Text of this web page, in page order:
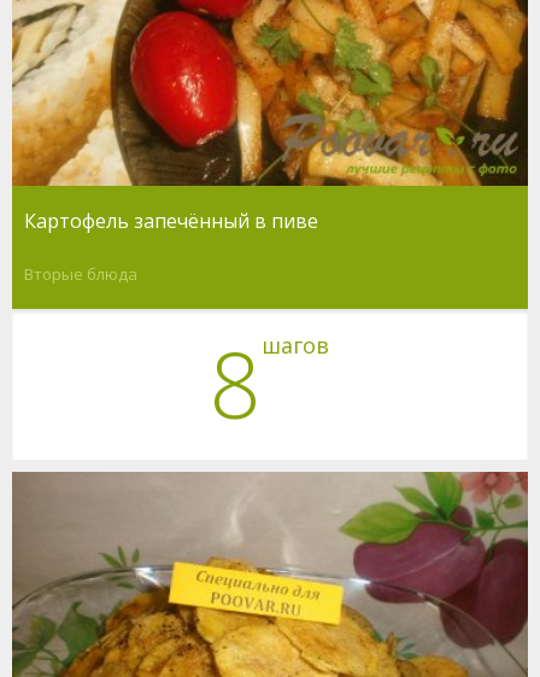
Картофель запечённый в пиве
Вторые блюда
8 шагов